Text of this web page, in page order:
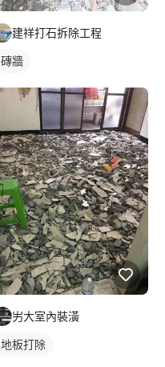
建祥打石拆除工程
磚牆
屴大室內裝潢
地板打除